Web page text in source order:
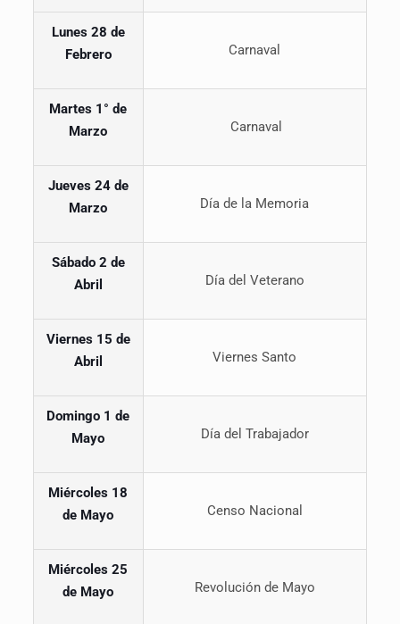
Lunes 28 de
Febrero
Carnaval
Martes 1 °de
Marzo
Carnaval
Jueves24 de
Marzo
Día de la Memoria
Sábado 2 de
Abril
Día del Veterano
Viernes 15 de
Abril
Viernes Santo
Domingo 1 de
Mayo
Día del Trabajador
Miércoles 18
de Mayo
Censo Nacional
Miércoles25
de Mayo
Revolución de Mayo